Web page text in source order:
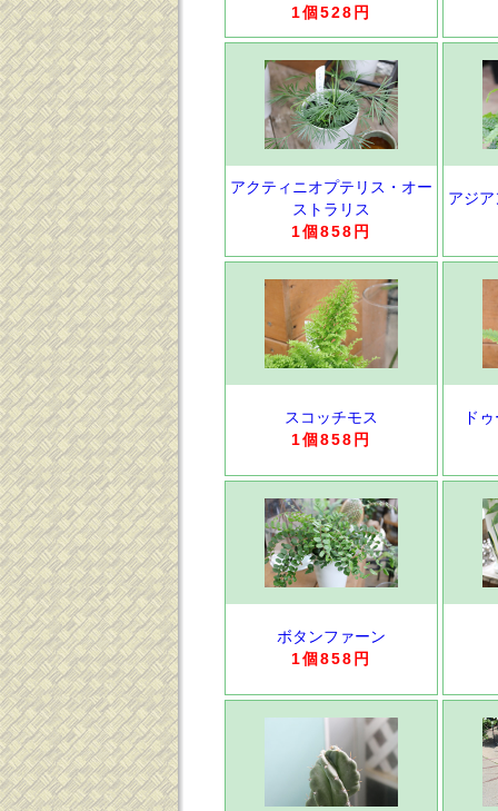
1個528円
アクティニオプテリス・オー
ストラリス
1個858円
アジ
スコッチモス
1個858円
ド
ボタンファーン
1個858円